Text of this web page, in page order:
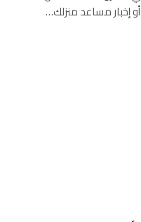
إخبار مساعد منزلك…